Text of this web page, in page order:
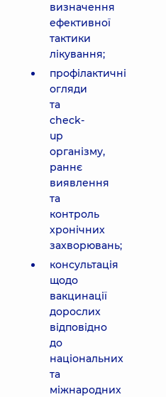
визначення
ефективної
тактики
лікування;
профілактичні
огляди
та
check-
up
організму,
раннє
виявлення
та
контроль
хронічних
захворювань;
консультація
щодо
вакцинації
дорослих
відповідно
до
національних
та
міжнародних